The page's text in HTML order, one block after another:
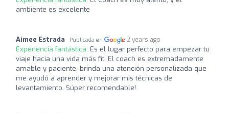
ambiente es excelente
Aimee Estrada Publicada en 2 years ago
Experiencia fantástica: Es el lugar perfecto para empezar tu
viaje hacia una vida más fit. El coach es extremadamente
amable y paciente, brinda una atención personalizada que
me ayudó a aprender y mejorar mis técnicas de
levantamiento. Súper recomendable!